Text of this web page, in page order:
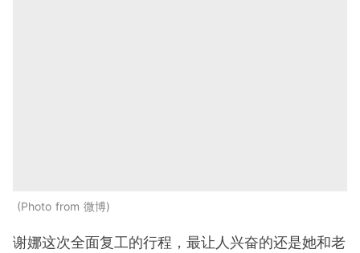
Photo from 微博
谢娜这次全面复工的行程，最让人兴奋的还是她和老